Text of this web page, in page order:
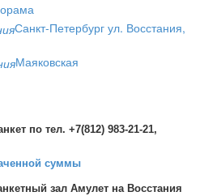
Санкт-Петербург ул. Восстания,
Маяковская
по тел. +7(812) 983-21-21,
суммы
зал Амулет на Восстания